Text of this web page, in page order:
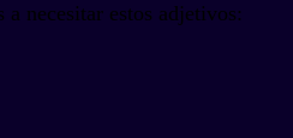
necesitar estos adjetivos: